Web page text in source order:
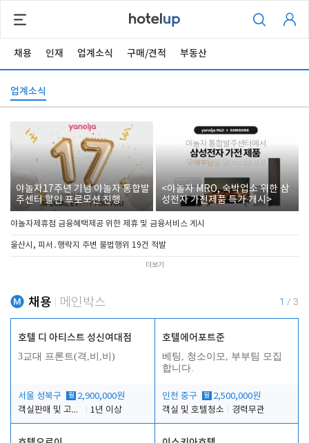
채용 인재 업계소식 구매/견적 부동산
업계소식
야놀자17주년 기념 야놀자 통합발
주센터 할인 프로모션 진행
<야놀자 MRO, 숙박업소 위한 삼
성전자 가전제품 특가 개시>
야놀자제휴점 금융혜택제공 위한 제휴 및 금융서비스 게시
울산시, 피서․행락지 주변 불법행위 19건 적발
더보기
채용 메인박스 1 / 3
호텔 디 아티스트 성신여대점
3교대 프론트(격,비,비)
서울 성북구 월 2,900,000원
객실판매 및 고객응대
1년 이상
호텔에어포트준
베팅, 청소이모, 부부팀 모집
합니다.
인천 중구 월 2,500,000원
객실 및 호텔청소
경력무관